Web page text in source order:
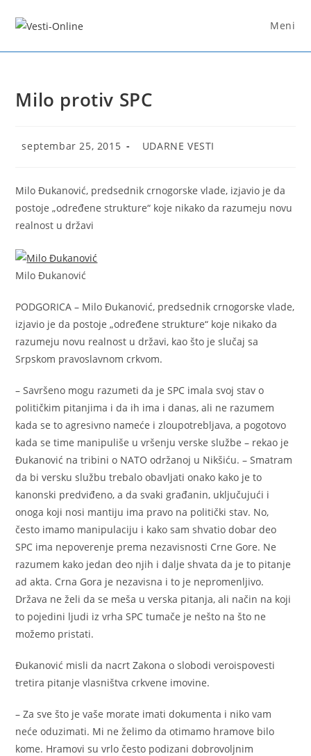
Meni
Milo protiv SPC
Post
published:
septembar 25, 2015
Post
UDARNE VESTI
Milo Đukanović, predsednik crnogorske vlade, izjavio je da
postoje „određene strukture“ koje nikako da razumeju novu
realnost u državi
Milo Đukanović
PODGORICA – Milo Đukanović, predsednik crnogorske vlade,
izjavio je da postoje „određene strukture“ koje nikako da
razumeju novu realnost u državi, kao što je slučaj sa
Srpskom pravoslavnom crkvom.
– Savršeno mogu razumeti da je SPC imala svoj stav o
političkim pitanjima i da ih ima i danas, ali ne razumem
kada se to agresivno nameće i zloupotrebljava, a pogotovo
kada se time manipuliše u vršenju verske službe – rekao je
Đukanović na tribini o NATO održanoj u Nikšiću. – Smatram
da bi versku službu trebalo obavljati onako kako je to
kanonski predviđeno, a da svaki građanin, uključujući i
onoga koji nosi mantiju ima pravo na politički stav. No,
često imamo manipulaciju i kako sam shvatio dobar deo
SPC ima nepoverenje prema nezavisnosti Crne Gore. Ne
razumem kako jedan deo njih i dalje shvata da je to pitanje
ad akta. Crna Gora je nezavisna i to je nepromenljivo.
Država ne želi da se meša u verska pitanja, ali način na koji
to pojedini ljudi iz vrha SPC tumače je nešto na što ne
možemo pristati.
Đukanović misli da nacrt Zakona o slobodi veroispovesti
tretira pitanje vlasništva crkvene imovine.
– Za sve što je vaše morate imati dokumenta i niko vam
neće oduzimati. Mi ne želimo da otimamo hramove bilo
kome. Hramovi su vrlo često podizani dobrovoljnim